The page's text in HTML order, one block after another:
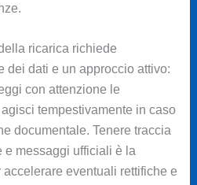
ricarica richiede
dei dati e un approccio attivo:
con attenzione le
tempestivamente in caso
documentale. Tenere traccia
e messaggi ufficiali è la
eventuali rettifiche e